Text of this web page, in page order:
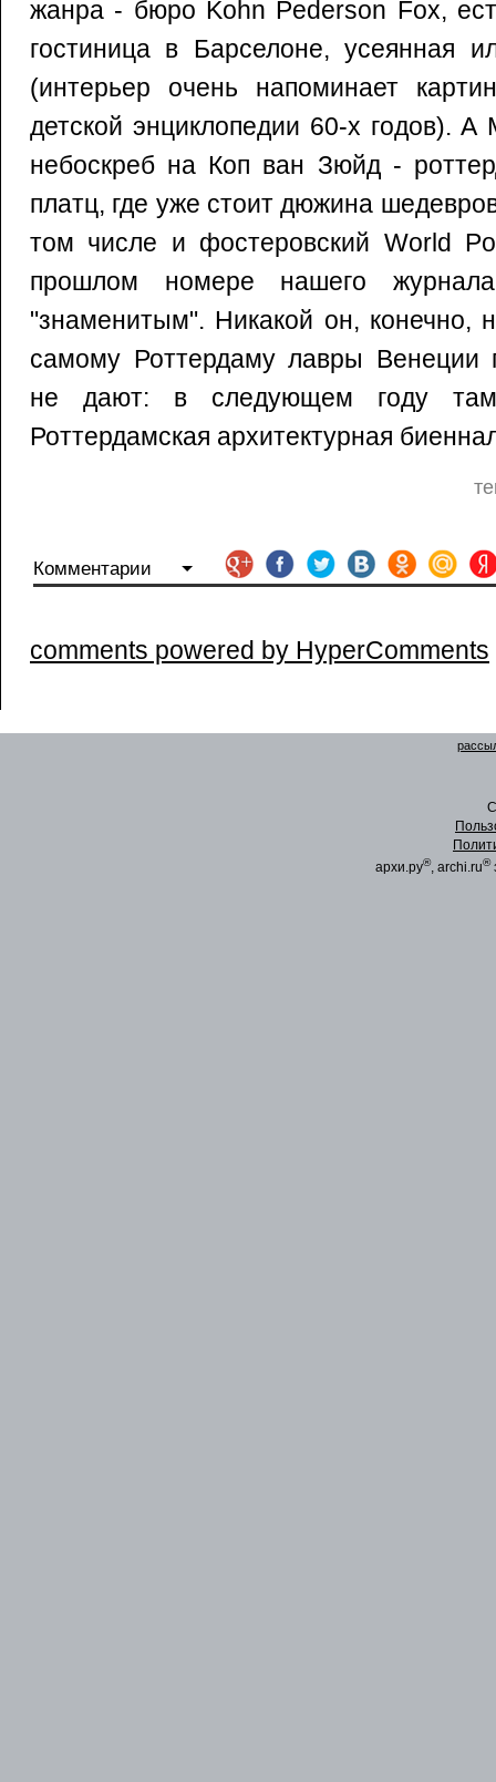
жанра - бюро Kohn Pederson Fox,
гостиница в Барселоне, усеянная
(интерьер очень напоминает
детской энциклопедии 60-х годов). А
небоскреб на Коп ван Зюйд -
платц, где уже стоит дюжина
том числе и фостеровский World
прошлом номере нашего
"знаменитым". Никакой он, конечно,
самому Роттердаму лавры Венеции
не дают: в следующем году там
Роттердамская архитектурная
Комментарии
comments powered by HyperComments
архи.ру®, archi.ru®